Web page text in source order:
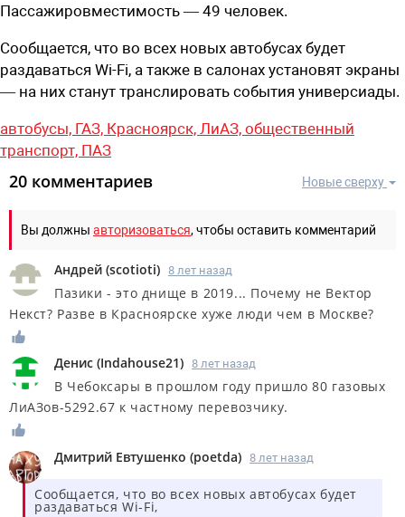
Пассажировместимость — 49 человек.
Сообщается, что во всех новых автобусах будет
раздаваться Wi-Fi, а также в салонах установят экраны
— на них станут транслировать события универсиады.
автобусы, ГАЗ, Красноярск, ЛиАЗ, общественный
транспорт, ПАЗ
Новые сверху
20 комментариев
Вы должны авторизоваться, чтобы оставить комментарий
Андрей (scotioti) 8 лет назад
Пазики - это днище в 2019... Почему не Вектор
Некст? Разве в Красноярске хуже люди чем в Москве?
Денис (Indahouse21) 8 лет назад
В Чебоксары в прошлом году пришло 80 газовых
ЛиАЗов-5292.67 к частному перевозчику.
Дмитрий Евтушенко (poetda) 8 лет назад
Сообщается, что во всех новых автобусах будет
раздаваться Wi-Fi,